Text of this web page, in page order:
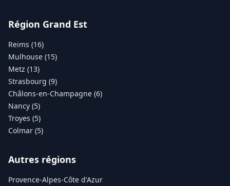
Région Grand Est
Reims (16)
Mulhouse (15)
Metz (13)
Strasbourg (9)
Châlons-en-Champagne (6)
Nancy (5)
Troyes (5)
Colmar (5)
Autres régions
Provence-Alpes-Côte d'Azur